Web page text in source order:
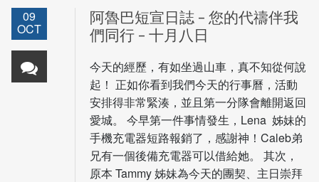
09
OCT
阿魯巴短宣日誌 – 您的代禱伴我
們同行 – 十月八日
今天的經歷，有如坐過山車，真不知從何說
起！ 正如你看到我們今天的行事曆，活動
安排得非常緊湊，並且第一分隊會離開返回
愛城。 今早第一件事情發生，Lena 姊妹的
手機充電器短路報銷了，感謝神！Caleb弟
兄有一個後備充電器可以借給她。 其次，
原本 Tammy 姊妹為今天的團契、主日崇拜